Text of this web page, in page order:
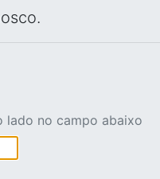
lado no campo abaixo